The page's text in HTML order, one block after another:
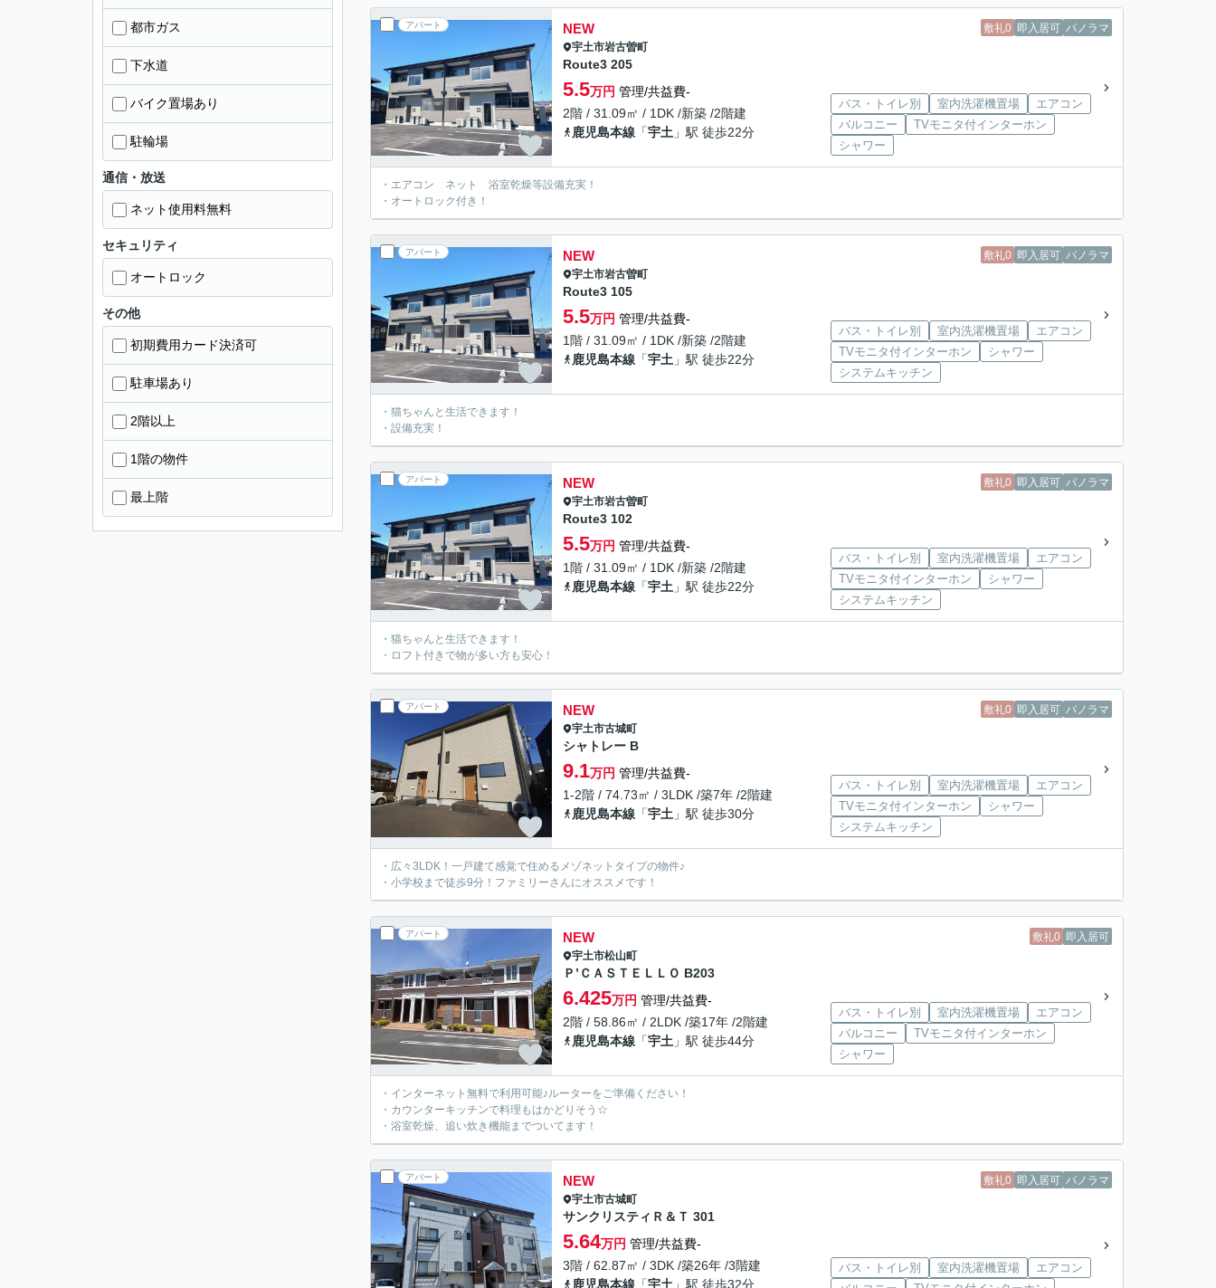
アパート 敷礼0 即入居可 パノラマ
NEW
宇土市岩古曽町
Route3 205
5.5万円 管理/共益費-
2階 / 31.09㎡ / 1DK /新築 /2階建
鹿児島本線 「宇土 」駅 徒歩22分
バス・トイレ別 室内洗濯機置場
エアコン
バルコニー
TVモニタ付インターホン
シャワー
・エアコン ネット 浴室乾燥等設備充実！
・オートロック付き！
アパート 敷礼0 即入居可 パノラマ
NEW
宇土市岩古曽町
Route3 105
5.5万円 管理/共益費-
1階 / 31.09㎡ / 1DK /新築 /2階建
鹿児島本線 「宇土 」駅 徒歩22分
バス・トイレ別 室内洗濯機置場
エアコン
TVモニタ付インターホン
シャワー
システムキッチン
・猫ちゃんと生活できます！
・設備充実！
アパート 敷礼0 即入居可 パノラマ
NEW
宇土市岩古曽町
Route3 102
5.5万円 管理/共益費-
1階 / 31.09㎡ / 1DK /新築 /2階建
鹿児島本線 「宇土 」駅 徒歩22分
バス・トイレ別 室内洗濯機置場
エアコン
TVモニタ付インターホン
シャワー
システムキッチン
・猫ちゃんと生活できます！
・ロフト付きで物が多い方も安心！
アパート 敷礼0 即入居可 パノラマ
NEW
宇土市古城町
シャトレー B
9.1万円 管理/共益費-
1-2階 / 74.73㎡ / 3LDK /築7年 /2階建
鹿児島本線 「宇土 」駅 徒歩30分
バス・トイレ別 室内洗濯機置場
エアコン
TVモニタ付インターホン
シャワー
システムキッチン
・広々3LDK！一戸建て感覚で住めるメゾネットタイプの物件♪
・小学校まで徒歩9分！ファミリーさんにオススメです！
アパート 敷礼0 即入居可
NEW
宇土市松山町
Ｐ’ＣＡＳＴＥＬＬＯ B203
6.425万円 管理/共益費-
2階 / 58.86㎡ / 2LDK /築17年 /2階建
鹿児島本線 「宇土 」駅 徒歩44分
バス・トイレ別 室内洗濯機置場
エアコン
バルコニー
TVモニタ付インターホン
シャワー
・インターネット無料で利用可能♪ルーターをご準備ください！
・カウンターキッチンで料理もはかどりそう☆
・浴室乾燥、追い炊き機能までついてます！
アパート 敷礼0 即入居可 パノラマ
NEW
宇土市古城町
サンクリスティＲ＆Ｔ 301
5.64万円 管理/共益費-
3階 / 62.87㎡ / 3DK /築26年 /3階建
鹿児島本線 「宇土 」駅 徒歩32分
バス・トイレ別 室内洗濯機置場
エアコン
都市ガス
下水道
バイク置場あり
駐輪場
通信・放送
ネット使用料無料
セキュリティ
オートロック
その他
初期費用カード決済可
駐車場あり
2階以上
1階の物件
最上階